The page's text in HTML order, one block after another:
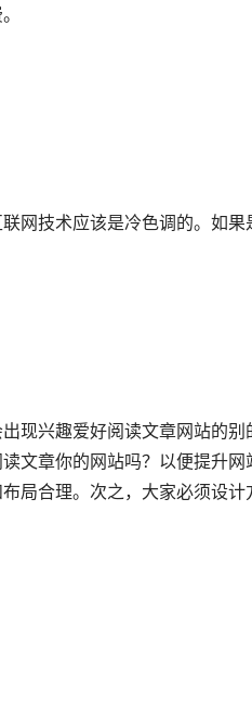
技术应该是冷色调的。如果
兴趣爱好阅读文章网站的别
文章你的网站吗？以便提升
局合理。次之，大家必须设